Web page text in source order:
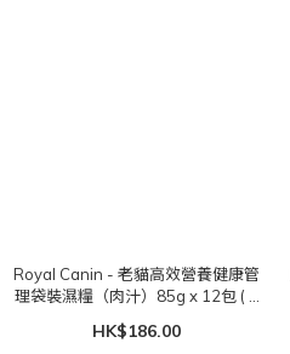
Royal Canin - 老貓高效營養健康管
理袋裝濕糧（肉汁）85g x 12包 ( 1
HK$186.00